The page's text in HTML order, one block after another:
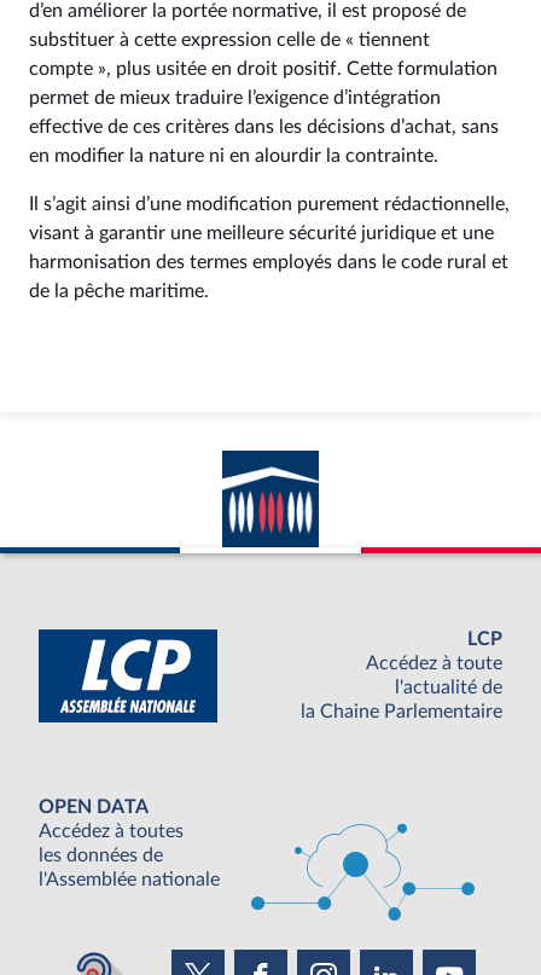
d’en améliorer la portée normative, il est proposé de
substituer à cette expression celle de « tiennent
compte », plus usitée en droit positif. Cette formulation
permet de mieux traduire l’exigence d’intégration
effective de ces critères dans les décisions d’achat, sans
en modifier la nature ni en alourdir la contrainte.
Il s’agit ainsi d’une modification purement rédactionnelle,
visant à garantir une meilleure sécurité juridique et une
harmonisation des termes employés dans le code rural et
de la pêche maritime.
LCP
Accédez à toute
l'actualité de
la Chaine Parlementaire
OPEN DATA
Accédez à toutes
les données de
l'Assemblée nationale